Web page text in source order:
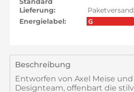
Lieferung:
Energielabel:
Beschreibung
Entworfen von Axel Meise
Designteam, offenbart die